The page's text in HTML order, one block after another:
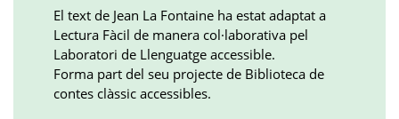
El text de Jean La Fontaine ha estat adaptat a
Lectura Fàcil de manera col·laborativa pel
Laboratori de Llenguatge accessible.
Forma part del seu projecte de Biblioteca de
contes clàssic accessibles.